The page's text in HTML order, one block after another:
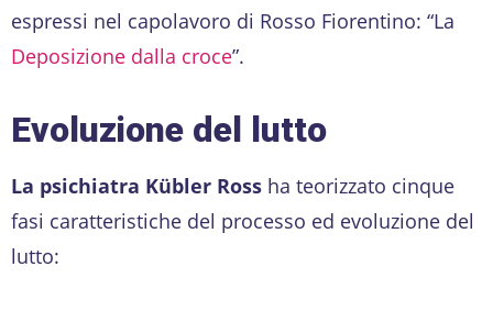
espressi nel capolavoro di Rosso Fiorentino: “La
Deposizione dalla croce”.
Evoluzione del lutto
La psichiatra Kübler Ross ha teorizzato cinque
fasi caratteristiche del processo ed evoluzione del
lutto: